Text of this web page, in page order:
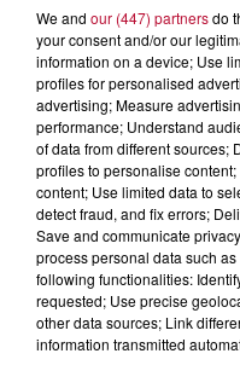
RTS s'écoute en FM,
We and our (447) partnersdo
your consent and/or our
information on a device; Use
profiles for personalised
advertising; Measure
performance; Understand
of data from different sources;
profiles to personalise
content; Use limited data to
detect fraud, and fix errors;
Save and communicate
process personal data such
following functionalities:
requested; Use precise
other data sources; Link
information transmitted